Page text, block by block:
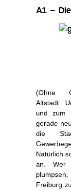
A1 –
(Ohne
Altstadt:
und zum
gerade
die
Natürlich
an. Wer
Freiburg